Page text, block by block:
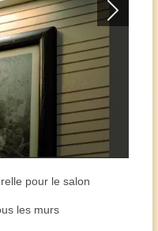
pour le salon
les murs